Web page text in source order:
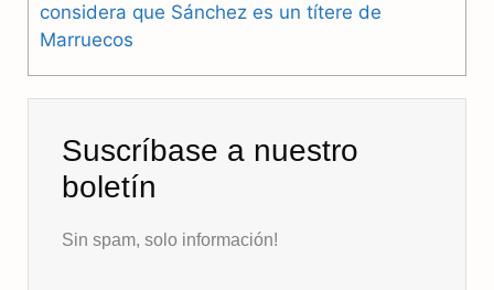
considera que Sánchez es un títere de
Marruecos
Suscríbase a nuestro
boletín
Sin spam, solo información!